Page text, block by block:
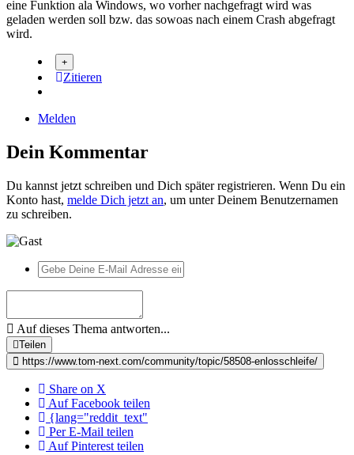
eine Funktion ala Windows, wo vorher nachgefragt wird was
geladen werden soll bzw. das sowoas nach einem Crash abgefragt
wird.
Zitieren
Melden
Dein Kommentar
Du kannst jetzt schreiben und Dich später registrieren. Wenn Du ein
Konto hast, melde Dich jetzt an, um unter Deinem Benutzernamen
zu schreiben.
Auf dieses Thema antworten...
Teilen
https://www.tom-next.com/community/topic/58508-enlosschleife/
Share on X
Auf Facebook teilen
{lang="reddit_text"
Per E-Mail teilen
Auf Pinterest teilen